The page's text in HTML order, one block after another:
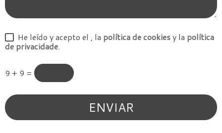
He leído y acepto el , la política de cookiesy la política
de privacidade.
9 + 9 =